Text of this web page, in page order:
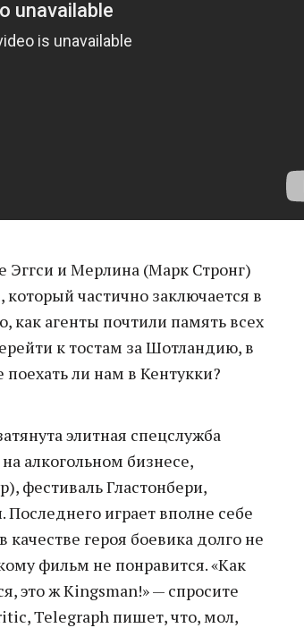
и Мерлина (Марк Стронг)
частично заключается в
как агенты почтили память всех
к тостам за Шотландию, в
ли нам в Кентукки?
элитная спецслужба
алкогольном бизнесе,
фестиваль Гластонбери,
играет вполне себе
героя боевика долго не
фильм не понравится. «Как
это ж Kingsman!» — спросите
Telegraph пишет, что, мол,